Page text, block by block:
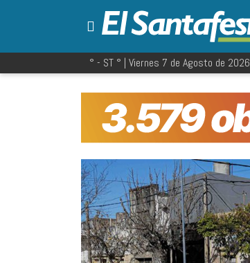
° - ST ° | Viernes 7 de Agosto de 2026